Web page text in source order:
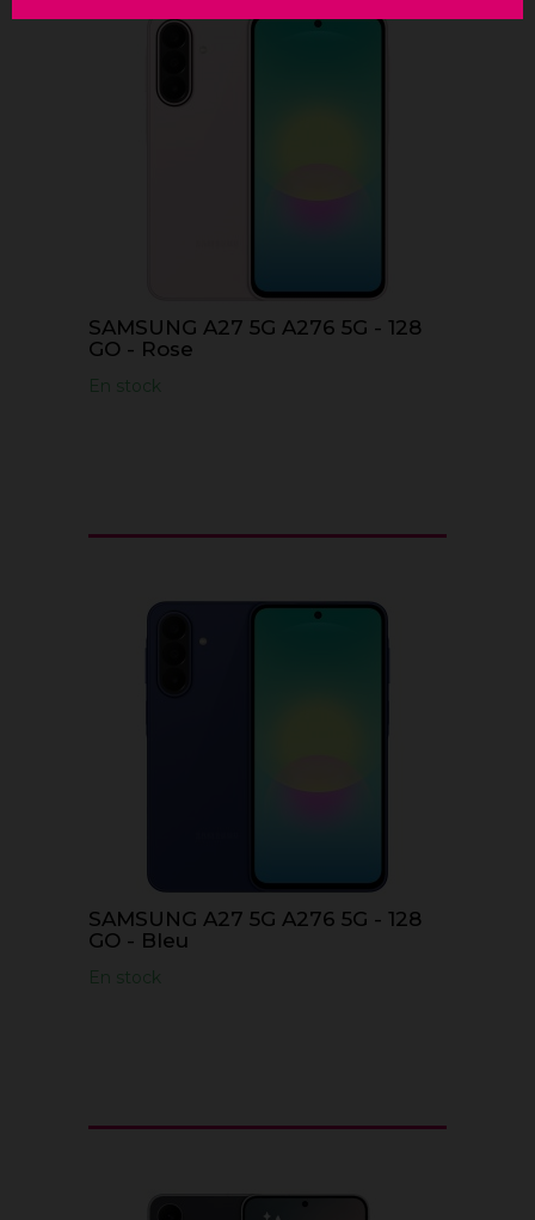
SAMSUNG A27 5G A276 5G - 128
GO - Rose
En stock
SAMSUNG A27 5G A276 5G - 128
GO - Bleu
En stock